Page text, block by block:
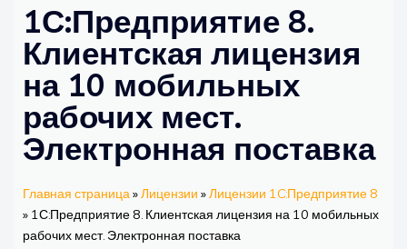
1С:Предприятие 8.
Клиентская лицензия
на 10 мобильных
рабочих мест.
Электронная поставка
Главная страница»Лицензии »Лицензии 1C:Предприятие 8
» 1С:Предприятие 8. Клиентская лицензия на 10 мобильных
рабочих мест. Электронная поставка